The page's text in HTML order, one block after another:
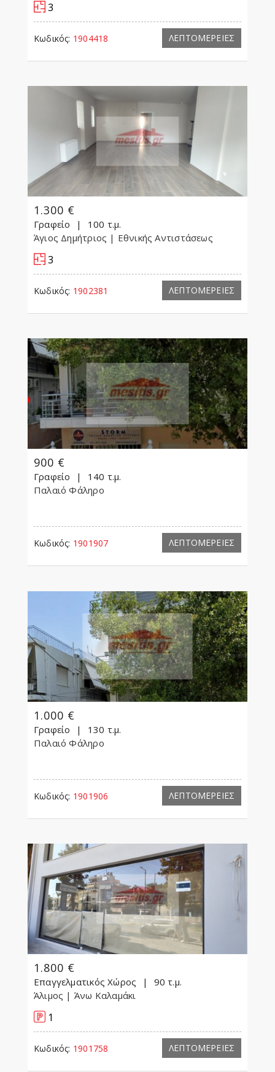
3
Κωδικός: 1904418 ΛΕΠΤΟΜΕΡΕΙΕΣ
1.300 €
Γραφείο
100 τ.μ.
Άγιος Δημήτριος | Εθνικής Αντιστάσεως
3
Κωδικός: 1902381 ΛΕΠΤΟΜΕΡΕΙΕΣ
900 €
Γραφείο
140 τ.μ.
Παλαιό Φάληρο
Κωδικός: 1901907 ΛΕΠΤΟΜΕΡΕΙΕΣ
1.000 €
Γραφείο
130 τ.μ.
Παλαιό Φάληρο
Κωδικός: 1901906 ΛΕΠΤΟΜΕΡΕΙΕΣ
1.800 €
Επαγγελματικός Χώρος
90 τ.μ.
Άλιμος | Άνω Καλαμάκι
1
Κωδικός: 1901758 ΛΕΠΤΟΜΕΡΕΙΕΣ